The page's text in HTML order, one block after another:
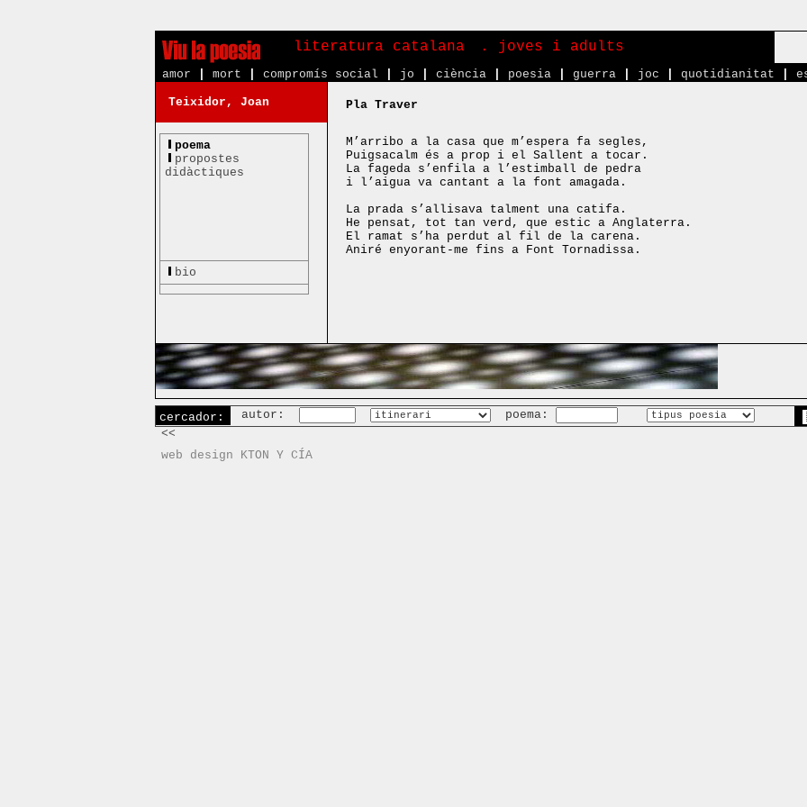
literatura catalana . joves i adults
amor
mort compromís social jo ciència poesia guerra joc quotidianitat
Teixidor, Joan
poema
propostes
didàctiques
bio
Pla Traver
M’arribo a la casa que m’espera fa segles,
Puigsacalm és a prop i el Sallent a tocar.
La fageda s’enfila a l’estimball de pedra
i l’aigua va cantant a la font amagada.
La prada s’allisava talment una catifa.
He pensat, tot tan verd, que estic a Anglaterra.
El ramat s’ha perdut al fil de la carena.
Aniré enyorant-me fins a Font Tornadissa.
cercador: autor: poema:
<<
web design KTON Y CÍA